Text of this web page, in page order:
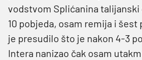
vodstvom Splićanina talijanski
10 pobjeda, osam remija i šest
je presudilo što je nakon 4-3
Intera nanizao čak osam